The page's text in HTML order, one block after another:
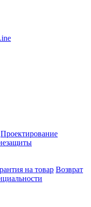
Проектирование
на товар Возврат